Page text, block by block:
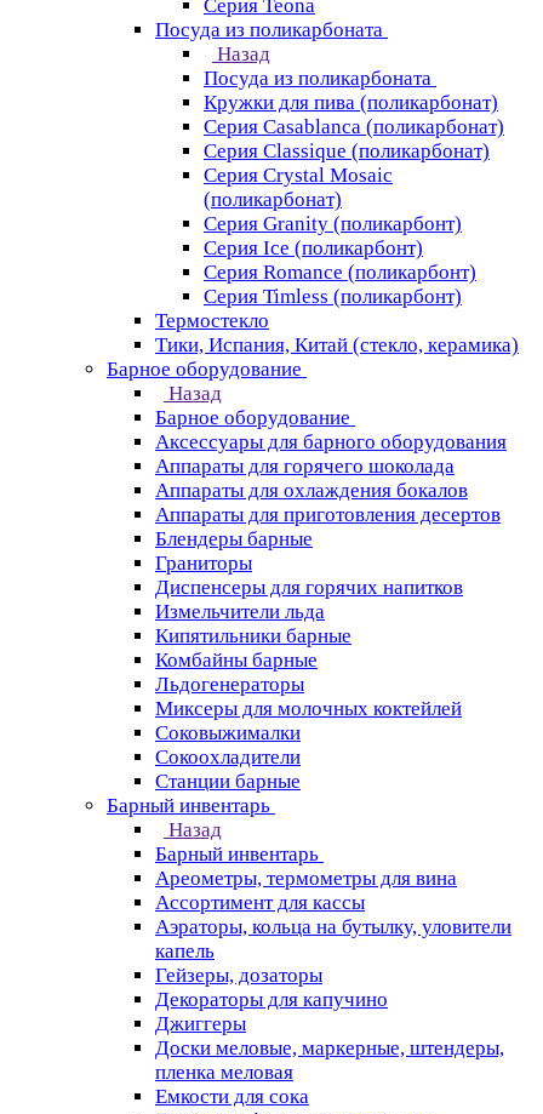
Серия Teona
Посуда из поликарбоната
Назад
Посуда из поликарбоната
Кружки для пива (поликарбонат)
Серия Casablanсa (поликарбонат)
Серия Classique (поликарбонат)
Серия Crystal Mosaic
(поликарбонат)
Серия Granity (поликарбонт)
Серия Ice (поликарбонт)
Серия Romance (поликарбонт)
Серия Timless (поликарбонт)
Термостекло
Тики, Испания, Китай (стекло, керамика)
Барное оборудование
Назад
Барное оборудование
Аксессуары для барного оборудования
Аппараты для горячего шоколада
Аппараты для охлаждения бокалов
Аппараты для приготовления десертов
Блендеры барные
Граниторы
Диспенсеры для горячих напитков
Измельчители льда
Кипятильники барные
Комбайны барные
Льдогенераторы
Миксеры для молочных коктейлей
Соковыжималки
Сокоохладители
Станции барные
Барный инвентарь
Назад
Барный инвентарь
Ареометры, термометры для вина
Ассортимент для кассы
Аэраторы, кольца на бутылку, уловители
капель
Гейзеры, дозаторы
Декораторы для капучино
Джиггеры
Доски меловые, маркерные, штендеры,
пленка меловая
Емкости для сока